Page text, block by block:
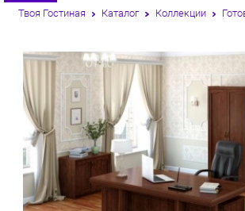
Твоя Гостиная Каталог Коллекции